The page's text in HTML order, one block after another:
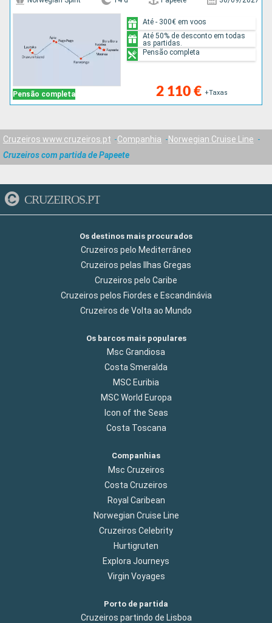
Pensão completa 2 110 € +Taxas
Até - 300€ em voos
Até 50% de desconto em todas
as partidas.
Pensão completa
Cruzeiros www.cruzeiros.pt Companhia
Norwegian Cruise Line
Cruzeiros com partida de Papeete
CRUZEIROS.PT
Os destinos mais procurados
Cruzeiros pelo Mediterrâneo
Cruzeiros pelas Ilhas Gregas
Cruzeiros pelo Caribe
Cruzeiros pelos Fiordes e Escandinávia
Cruzeiros de Volta ao Mundo
Os barcos mais populares
Msc Grandiosa
Costa Smeralda
MSC Euribia
MSC World Europa
Icon of the Seas
Costa Toscana
Companhias
Msc Cruzeiros
Costa Cruzeiros
Royal Caribean
Norwegian Cruise Line
Cruzeiros Celebrity
Hurtigruten
Explora Journeys
Virgin Voyages
Porto de partida
Cruzeiros partindo de Lisboa